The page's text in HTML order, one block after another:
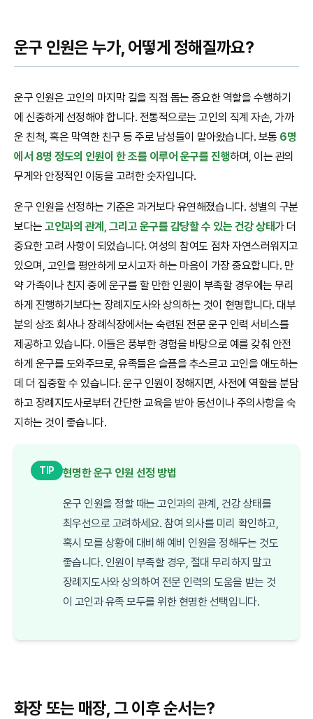
운구 인원은 누가, 어떻게 정해질까요?
운구 인원은 고인의 마지막 길을 직접 돕는 중요한 역할을 수행하기
에 신중하게 선정해야 합니다. 전통적으로는 고인의 직계 자손, 가까
운 친척, 혹은 막역한 친구 등 주로 남성들이 맡아왔습니다. 보통 6명
에서 8명 정도의 인원이 한 조를 이루어 운구를 진행하며, 이는 관의
무게와 안정적인 이동을 고려한 숫자입니다.
운구 인원을 선정하는 기준은 과거보다 유연해졌습니다. 성별의 구분
보다는고인과의 관계, 그리고 운구를 감당할 수 있는 건강 상태가 더
중요한 고려 사항이 되었습니다. 여성의 참여도 점차 자연스러워지고
있으며, 고인을 평안하게 모시고자 하는 마음이 가장 중요합니다. 만
약 가족이나 친지 중에 운구를 할 만한 인원이 부족할 경우에는 무리
하게 진행하기보다는 장례지도사와 상의하는 것이 현명합니다. 대부
분의 상조 회사나 장례식장에서는 숙련된 전문 운구 인력 서비스를
제공하고 있습니다. 이들은 풍부한 경험을 바탕으로 예를 갖춰 안전
하게 운구를 도와주므로, 유족들은 슬픔을 추스르고 고인을 애도하는
데 더 집중할 수 있습니다. 운구 인원이 정해지면, 사전에 역할을 분담
하고 장례지도사로부터 간단한 교육을 받아 동선이나 주의사항을 숙
지하는 것이 좋습니다.
TIP 현명한 운구 인원 선정 방법
운구 인원을 정할 때는 고인과의 관계, 건강 상태를
최우선으로 고려하세요. 참여 의사를 미리 확인하고,
혹시 모를 상황에 대비해 예비 인원을 정해두는 것도
좋습니다. 인원이 부족할 경우, 절대 무리하지 말고
장례지도사와 상의하여 전문 인력의 도움을 받는 것
이 고인과 유족 모두를 위한 현명한 선택입니다.
화장 또는 매장, 그 이후 순서는?